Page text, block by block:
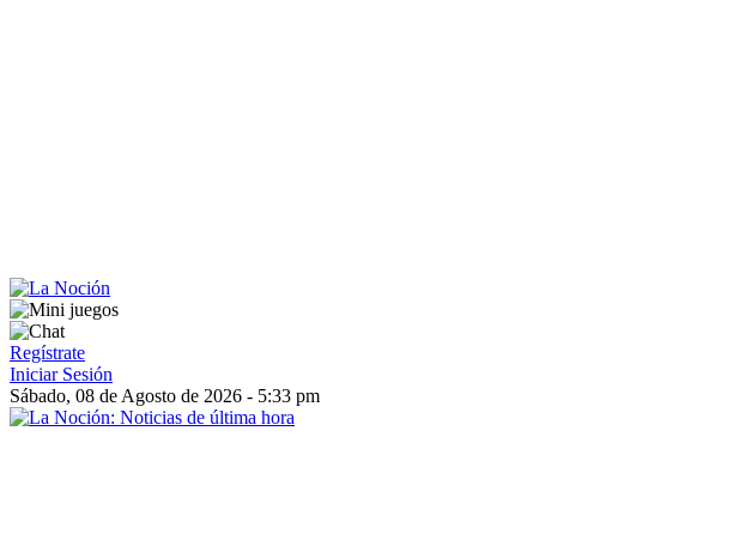
Regístrate
Iniciar Sesión
Sábado, 08 de Agosto de 2026 - 5:33 pm